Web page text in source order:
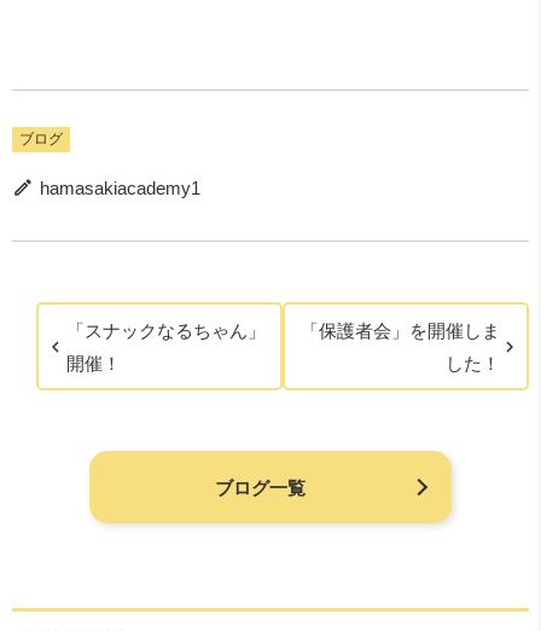
ブログ
hamasakiacademy1
「スナックなるちゃん」
開催！
「保護者会」を開催しま
した！
ブログ一覧